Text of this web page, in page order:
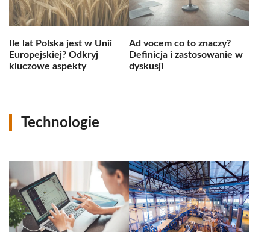
Ile lat Polska jest w Unii
Europejskiej? Odkryj
kluczowe aspekty
Ad vocem co to znaczy?
Definicja i zastosowanie w
dyskusji
Technologie